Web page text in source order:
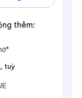
thêm:
tuỳ